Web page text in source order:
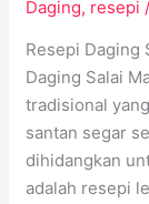
Daging, resepi /
Resepi Daging
Daging Salai
tradisional
santan segar
dihidangkan
adalah resepi